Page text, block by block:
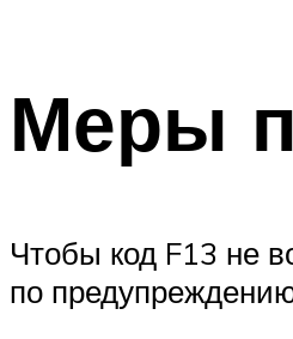
Меры
Чтобы код F13 не
по